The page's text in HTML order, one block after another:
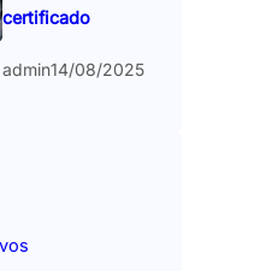
certificado
admin14/08/2025